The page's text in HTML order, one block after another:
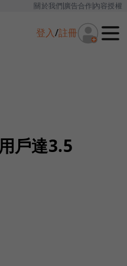
關於我們廣告合作內容授權
登入/註冊
戶達3.5